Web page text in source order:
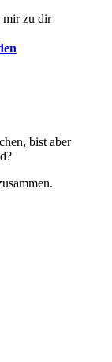
mir zu dir
bist aber